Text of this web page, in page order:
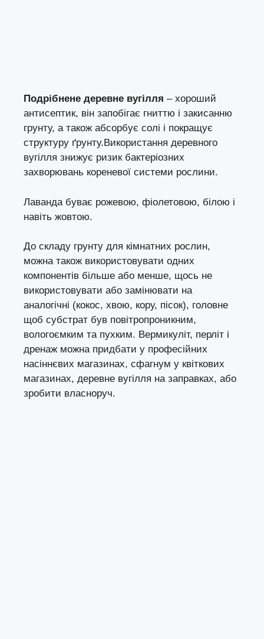
Подрібнене деревне вугілля – хороший
антисептик, він запобігає гниттю і закисанню
грунту, а також абсорбує солі і покращує
структуру ґрунту.Використання деревного
вугілля знижує ризик бактеріозних
захворювань кореневої системи рослини.
Лаванда буває рожевою, фіолетовою, білою і
навіть жовтою.
До складу грунту для кімнатних рослин,
можна також використовувати одних
компонентів більше або менше, щось не
використовувати або замінювати на
аналогічні (кокос, хвою, кору, пісок), головне
щоб субстрат був повітропроникним,
вологоємким та пухким. Вермикуліт, перліт і
дренаж можна придбати у професійних
насіннєвих магазинах, сфагнум у квіткових
магазинах, деревне вугілля на заправках, або
зробити власноруч.